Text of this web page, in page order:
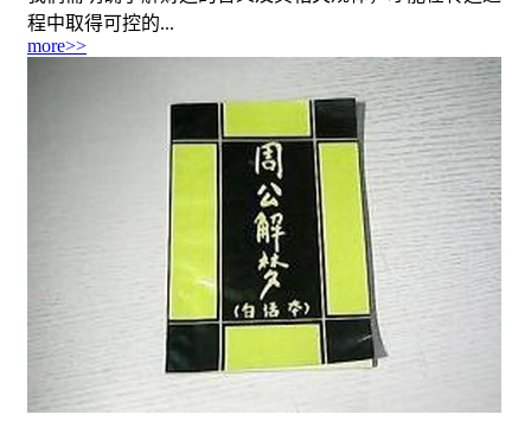
程中取得可控的...
more>>